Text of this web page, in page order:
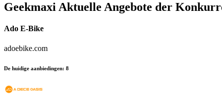
Geekmaxi Aktuelle Angebote der
Ado E-Bike
adoebike.com
De huidige aanbiedingen: 8